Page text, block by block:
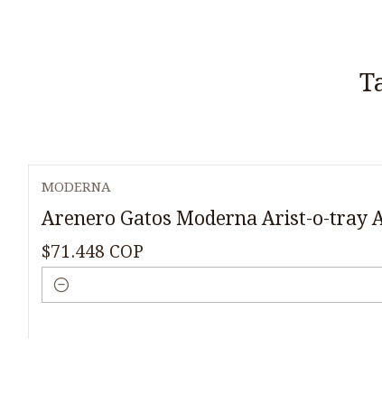
MODERNA
Arenero Gatos Moderna Arist-o-tray
$71.448 COP
Cantidad